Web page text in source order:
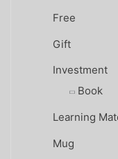
Free
Gift
Investment
Book
Learning
Mug